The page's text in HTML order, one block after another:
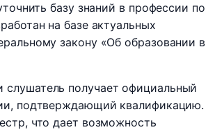
базу знаний в профессии по
на базе актуальных
закону «Об образовании в
получает официальный
подтверждающий квалификацию.
что дает возможность